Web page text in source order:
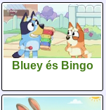
Bluey és Bingo